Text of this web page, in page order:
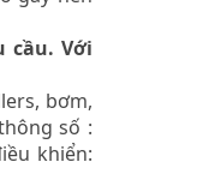
cầu. Với
bơm,
số :
khiển: